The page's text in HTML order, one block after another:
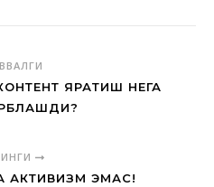
ЯРАТИШ НЕГА
АКТИВИЗМ ЭМАС!